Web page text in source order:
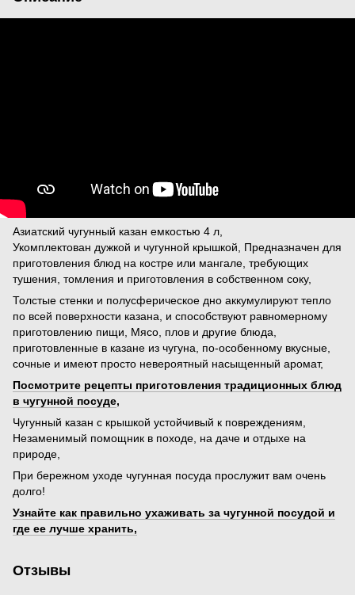
Азиатский чугунный казан емкостью 4 л,
Укомплектован дужкой и чугунной крышкой, Предназначен для
приготовления блюд на костре или мангале, требующих
тушения, томления и приготовления в собственном соку,
Толстые стенки и полусферическое дно аккумулируют тепло
по всей поверхности казана, и способствуют равномерному
приготовлению пищи, Мясо, плов и другие блюда,
приготовленные в казане из чугуна, по-особенному вкусные,
сочные и имеют просто невероятный насыщенный аромат,
Посмотрите рецепты приготовления традиционных блюд
в чугунной посуде,
Чугунный казан с крышкой устойчивый к повреждениям,
Незаменимый помощник в походе, на даче и отдыхе на
природе,
При бережном уходе чугунная посуда прослужит вам очень
долго!
Узнайте как правильно ухаживать за чугунной посудой и
где ее лучше хранить,
Отзывы